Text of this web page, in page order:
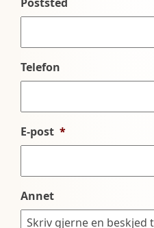
Telefon
E-post *
Annet